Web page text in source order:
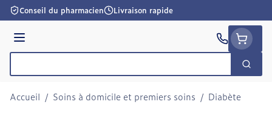
Aller au contenu
Conseil du pharmacien Livraison rapide
Menu
Accueil / Soins à domicile et premiers soins / Diabète